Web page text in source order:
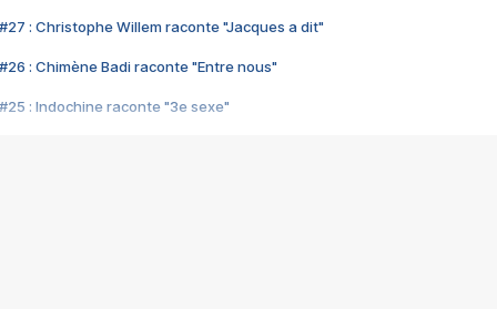
#27 : Christophe Willem raconte "Jacques a dit"
#26 : Chimène Badi raconte "Entre nous"
#25 : Indochine raconte "3e sexe"